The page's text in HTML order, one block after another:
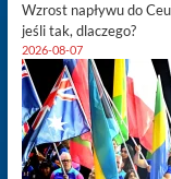
Wzrost napływu do
jeśli tak, dlaczego?
2026-08-07